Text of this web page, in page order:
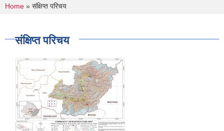
You are here
Home » संक्षिप्त परिचय
संक्षिप्त परिचय